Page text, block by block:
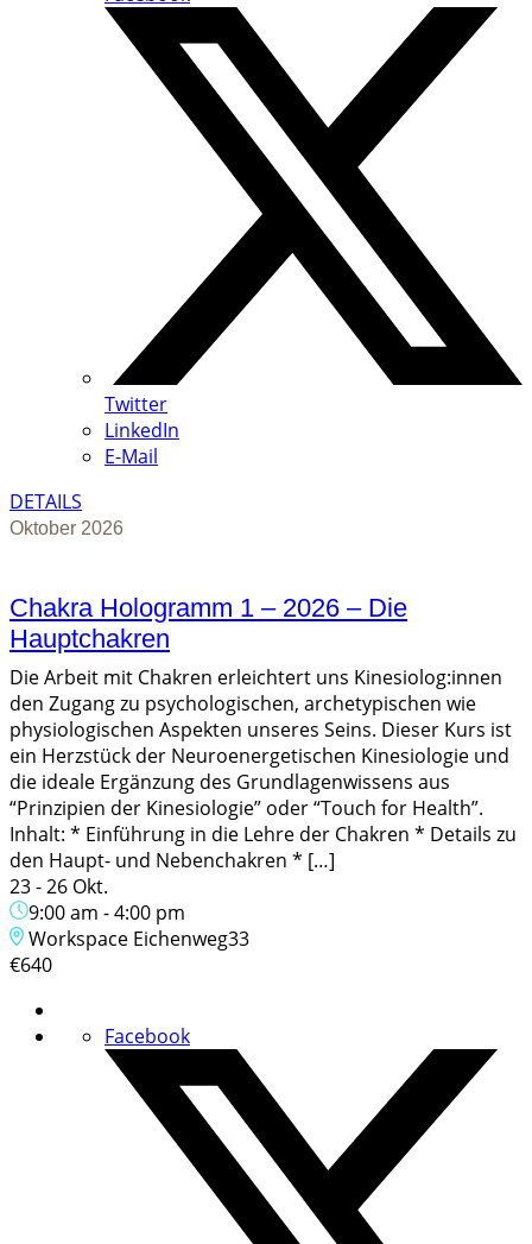
Twitter
LinkedIn
E-Mail
DETAILS
Oktober 2026
Chakra Hologramm 1 – 2026 – Die
Hauptchakren
Die Arbeit mit Chakren erleichtert uns Kinesiolog:innen
den Zugang zu psychologischen, archetypischen wie
physiologischen Aspekten unseres Seins. Dieser Kurs ist
ein Herzstück der Neuroenergetischen Kinesiologie und
die ideale Ergänzung des Grundlagenwissens aus
“Prinzipien der Kinesiologie” oder “Touch for Health”.
Inhalt: * Einführung in die Lehre der Chakren * Details zu
den Haupt- und Nebenchakren * […]
23 - 26 Okt.
9:00 am -4:00 pm
Workspace Eichenweg33
€640
Facebook